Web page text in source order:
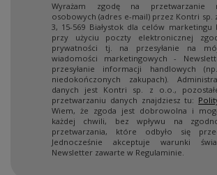
Wyrażam zgodę na przetwarzanie
osobowych (adres e-mail) przez Kontri sp.
3, 15-569 Białystok dla celów marketingu
przy użyciu poczty elektronicznej
prywatności tj. na przesyłanie na
wiadomości marketingowych -
przesyłanie informacji handlowych
niedokończonych zakupach).
danych jest Kontri sp. z o.o.,
przetwarzaniu danych znajdziesz tu:
Wiem, że zgoda jest dobrowolna i
każdej chwili, bez wpływu na
przetwarzania, które odbyło się
Jednocześnie akceptuje warunki
Newsletter zawarte w Regulaminie.